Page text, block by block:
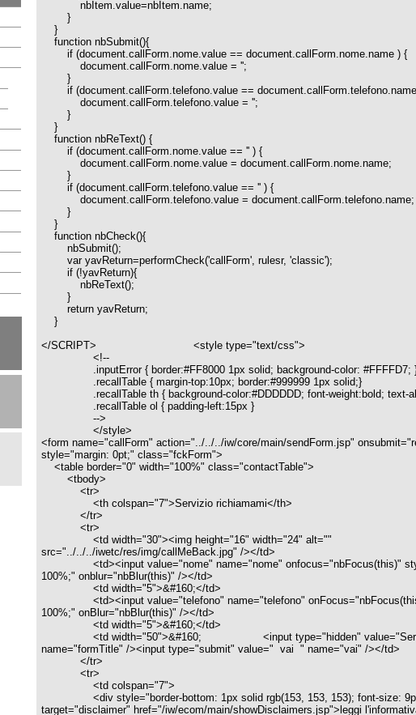
if (document.callForm.telefono.value == document.callForm.telefono.name ) {
document.callForm.telefono.value = '';
}
function nbReText() {
if (document.callForm.nome.value == '' ) {
document.callForm.nome.value = document.callForm.nome.name;
}
if (document.callForm.telefono.value == '' ) {
document.callForm.telefono.value = document.callForm.telefono.name;
function nbCheck(){
var yavReturn=performCheck('callForm', rulesr, 'classic');
if (!yavReturn){
nbReText();
return yavReturn;
</SCRIPT> <style type="text/css">
.inputError { border:#FF8000 1px solid; background-color: #FFFFD7; }
.recallTable { margin-top:10px; border:#999999 1px solid;}
.recallTable th { background-color:#DDDDDD; font-weight:bold; text-align:left }
.recallTable ol { padding-left:15px }
</style>
style="margin: 0pt;" class="fckForm">
<table border="0" width="100%" class="contactTable">
<tbody>
<th colspan="7">Servizio richiamami</th>
<td width="30"><img height="16" width="24" alt=""
src="../../../iwetc/res/img/callMeBack.jpg" /></td>
<td><input value="nome" name="nome" onfocus="nbFocus(this)" style="width:
100%;" onblur="nbBlur(this)" /></td>
<td width="5">&#160;</td>
<td><input value="telefono" name="telefono" onFocus="nbFocus(this)" style="width:
100%;" onBlur="nbBlur(this)" /></td>
<td width="5">&#160;</td>
<td width="50">&#160; <input type="hidden" value="Servizio richiamami"
name="formTitle" /><input type="submit" value=" vai " name="vai" /></td>
<td colspan="7">
<div style="border-bottom: 1px solid rgb(153, 153, 153); font-size: 9px;"><a
target="disclaimer" href="/iw/ecom/main/showDisclaimers.jsp">leggi l'informativa sulla
privacy</a> <br />
<input type="checkbox" name="AutorizzazioneTrattamentoDati" style="vertical-align:
middle;" value="1" checked="" /> Autorizzo il trattamento dei miei dati personali<br />
<input type="checkbox" name="AutorizzazioneTrattamentoDatiUsoCommerciale"
style="vertical-align: middle;" value="1" checked="" /> Autorizzo il trattamento dei miei dati
personali per l’invio di informazioni commerciali</div>
</td>